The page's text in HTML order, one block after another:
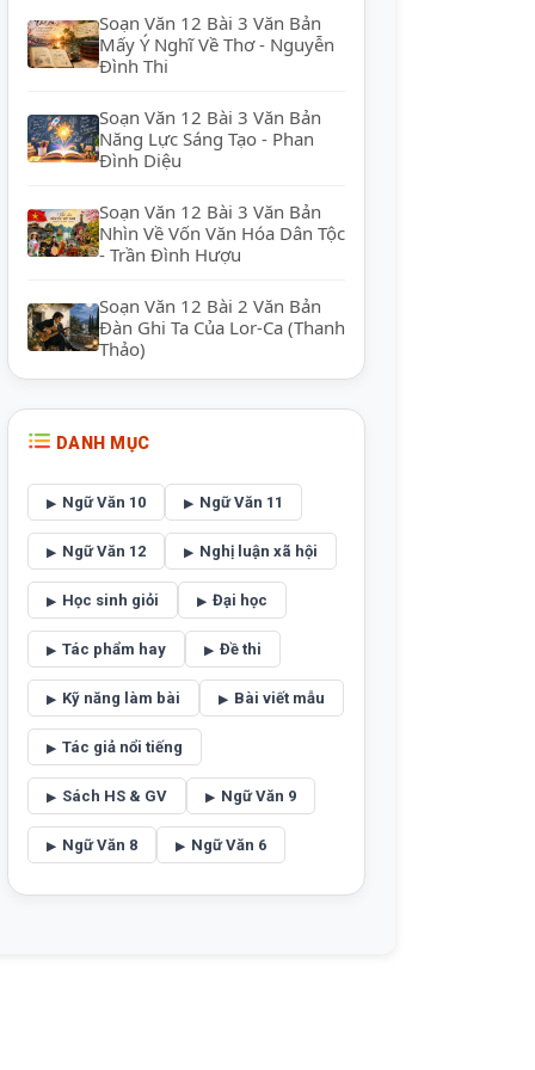
Soạn Văn 12 Bài 3 Văn Bản
Mấy Ý Nghĩ Về Thơ - Nguyễn
Đình Thi
Soạn Văn 12 Bài 3 Văn Bản
Năng Lực Sáng Tạo - Phan
Đình Diệu
Soạn Văn 12 Bài 3 Văn Bản
Nhìn Về Vốn Văn Hóa Dân Tộc
- Trần Đình Hượu
Soạn Văn 12 Bài 2 Văn Bản
Đàn Ghi Ta Của Lor-Ca (Thanh
Thảo)
DANH MỤC
Ngữ Văn 10 Ngữ Văn 11
Ngữ Văn 12 Nghị luận xã hội
Học sinh giỏi Đại học
Tác phẩm hay Đề thi
Kỹ năng làm bài Bài viết mẫu
Tác giả nổi tiếng
Sách HS & GV Ngữ Văn 9
Ngữ Văn 8 Ngữ Văn 6